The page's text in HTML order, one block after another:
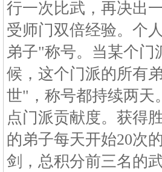
行一次比武，再决出
受师门双倍经验。个
弟子"称号。当某个门
候，这个门派的所有
世"，称号都持续两天
点门派贡献度。获得
的弟子每天开始20次
剑，总积分前三名的